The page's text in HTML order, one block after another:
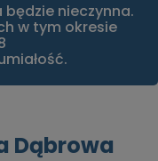
będzie nieczynna.
w tym okresie
Dąbrowa